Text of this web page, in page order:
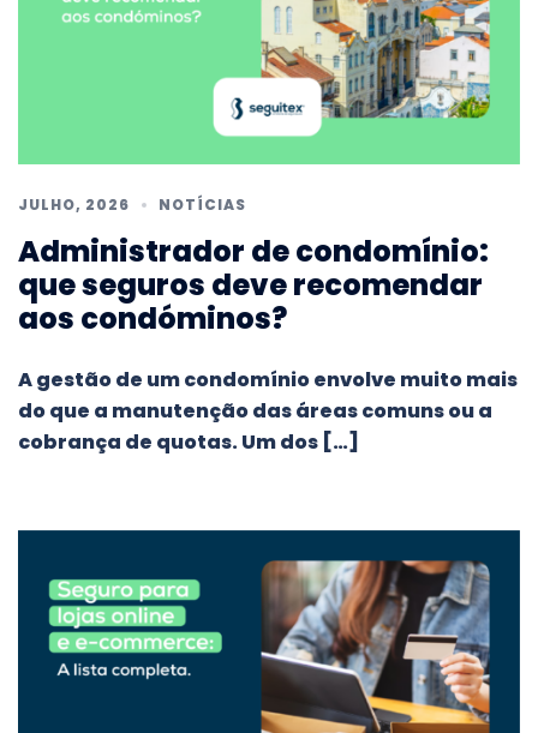
JULHO, 2026 NOTÍCIAS
Administrador de condomínio:
que seguros deve recomendar
aos condóminos?
A gestão de um condomínio envolve muito mais
do que a manutenção das áreas comuns ou a
cobrança de quotas. Um dos […]